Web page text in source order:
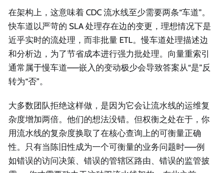
在架构上，这意味着 CDC 流水线至少需要两条“车道”。
快车道以严苛的 SLA 处理存在边的变更，理想情况下是
近乎实时的流处理，而非批量 ETL。慢车道处理描述边
和分析边，为了节省成本进行强力批处理。向量重索引
通常属于慢车道——嵌入的变动极少会导致答案从“是”反
转为“否”。
大多数团队拒绝这样做，是因为它会让流水线的运维复
杂度增加两倍。他们的想法没错。但权衡之处在于，你
用流水线的复杂度换取了在核心查询上的可衡量正确
性。只有当陈旧性成为一个可衡量的业务问题时——例
如错误的访问决策、错误的管辖区路由、错误的监管披